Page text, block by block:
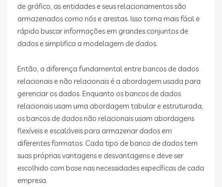
de gráfico, as entidades e seus relacionamentos são
armazenados como nós e arestas. Isso torna mais fácil e
rápido buscar informações em grandes conjuntos de
dados e simplifica a modelagem de dados.
Então, a diferença fundamental entre bancos de dados
relacionais e não relacionais é a abordagem usada para
gerenciar os dados. Enquanto os bancos de dados
relacionais usam uma abordagem tabular e estruturada,
os bancos de dados não relacionais usam abordagens
flexíveis e escaláveis para armazenar dados em
diferentes formatos. Cada tipo de banco de dados tem
suas próprias vantagens e desvantagens e deve ser
escolhido com base nas necessidades específicas de cada
empresa.